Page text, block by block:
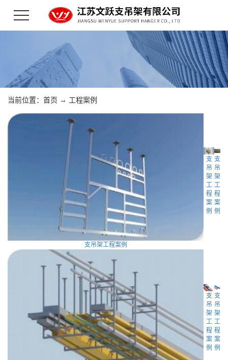
当前位置： 首页 → 工程案例
支吊架工程案例
支
吊
架
工
程
案
例
支
吊
架
工
程
案
例
支
吊
架
工
程
案
例
支
吊
架
工
程
案
例